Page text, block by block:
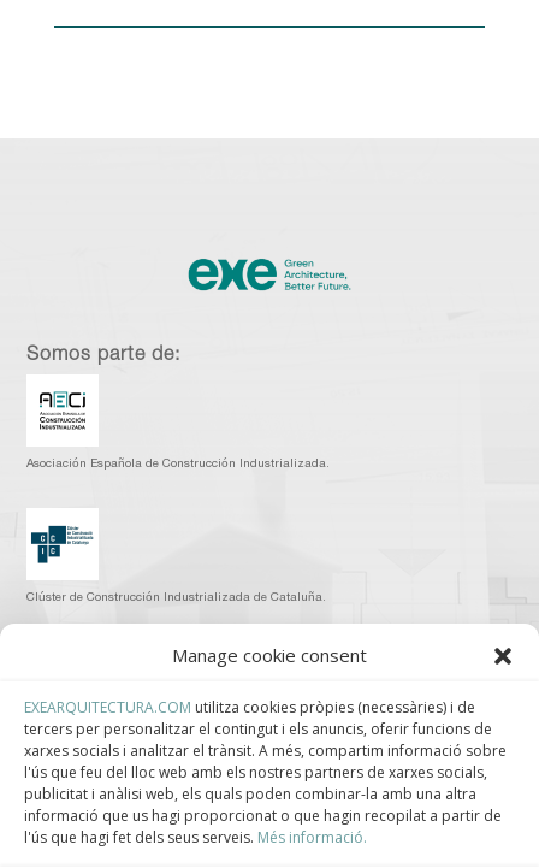
Manage cookie consent
EXEARQUITECTURA.COM utilitza cookies pròpies (necessàries) i de
tercers per personalitzar el contingut i els anuncis, oferir funcions de
xarxes socials i analitzar el trànsit. A més, compartim informació sobre
l'ús que feu del lloc web amb els nostres partners de xarxes socials,
publicitat i anàlisi web, els quals poden combinar-la amb una altra
informació que us hagi proporcionat o que hagin recopilat a partir de
l'ús que hagi fet dels seus serveis. Més informació.
Somos parte de:
Asociación Española de Construcción Industrializada.
Clúster de Construcción Industrializada de Cataluña.
Centro de Innovación Tecnológica en Bioconstrucción y Paisajismo.
Contact
Teléfono